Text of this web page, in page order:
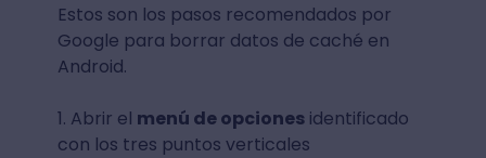
Estos son los pasos recomendados por
Google para borrar datos de caché en
Android.
1. Abrir el menú de opcionesidentificado
con los tres puntos verticales